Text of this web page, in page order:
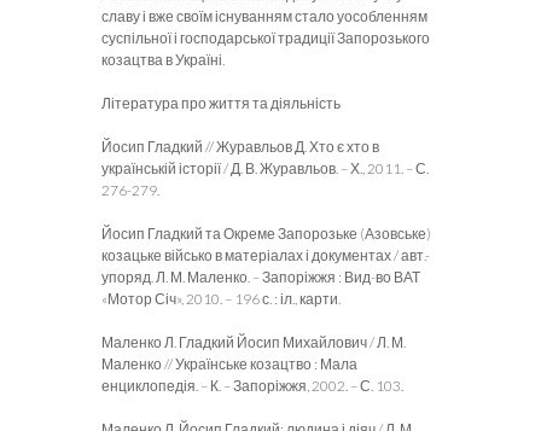
славу і вже своїм існуванням стало уособленням
суспільної і господарської традиції Запорозького
козацтва в Україні.
Література про життя та діяльність
Йосип Гладкий // Журавльов Д. Хто є хто в
українській історії / Д. В. Журавльов. – Х., 2011. – С.
276-279.
Йосип Гладкий та Окреме Запорозьке (Азовське)
козацьке військо в матеріалах і документах / авт.-
упоряд. Л. М. Маленко. – Запоріжжя : Вид-во ВАТ
«Мотор Січ», 2010. – 196 с. : іл., карти.
Маленко Л. Гладкий Йосип Михайлович / Л. М.
Маленко // Українське козацтво : Мала
енциклопедія. – К. – Запоріжжя, 2002. – С. 103.